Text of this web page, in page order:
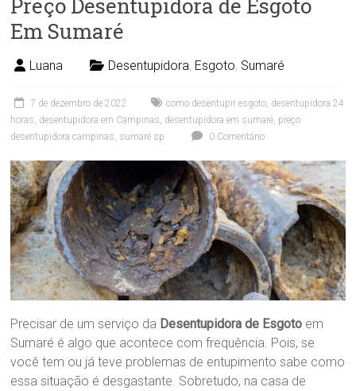
Preço Desentupidora de Esgoto
Em Sumaré
Luana Desentupidora, Esgoto, Sumaré
7 de dezembro de 2022 como desentupir esgoto, desentupidora 24
horas, desentupidora em Campinas, desentupidora em sumaré, preço
desentupidora campinas, sumaré sp 0 Comentário
Precisar de um serviço da Desentupidora de Esgoto em
Sumaré é algo que acontece com frequência. Pois, se
você tem ou já teve problemas de entupimento sabe como
essa situação é desgastante. Sobretudo, na casa de